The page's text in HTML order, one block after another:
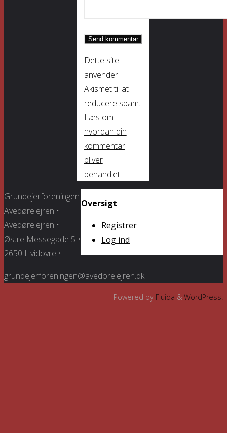
Dette site
anvender
Akismet til at
reducere spam.
Læs om
hvordan din
kommentar
bliver
behandlet.
Oversigt
Registrer
Log ind
Grundejerforeningen
Avedørelejren •
Avedørelejren •
Østre Messegade 5 •
2650 Hvidovre •
grundejerforeningen@avedorelejren.dk
Powered by Fluida & WordPress.